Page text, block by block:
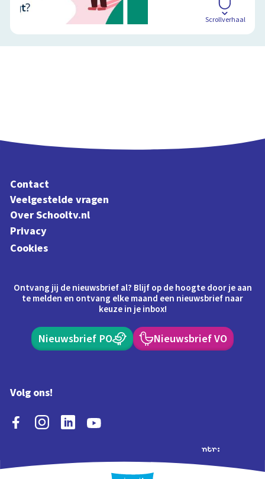
Scrollverhaal
Contact
Veelgestelde vragen
Over Schooltv.nl
Privacy
Cookies
Ontvang jij de nieuwsbrief al? Blijf op de hoogte door je aan
te melden en ontvang elke maand een nieuwsbrief naar
keuze in je inbox!
Nieuwsbrief PO Nieuwsbrief VO
Volg ons!